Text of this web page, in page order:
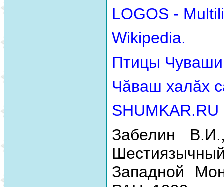
LOGOS -
Wikipedia.
Птицы
Чăваш халăх
SHUMKAR.RU
Забелин
Западной